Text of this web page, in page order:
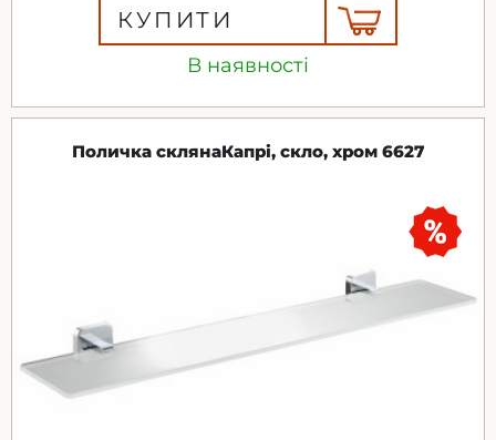
В наявності
КУПИТИ
Поличка склянаКапрі, скло, хром 6627